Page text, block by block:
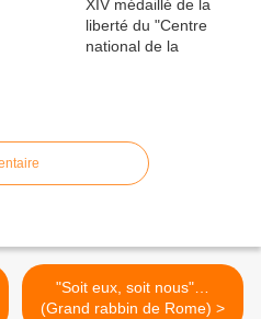
"Soit eux, soit nous"…
(Grand rabbin de Rome) >